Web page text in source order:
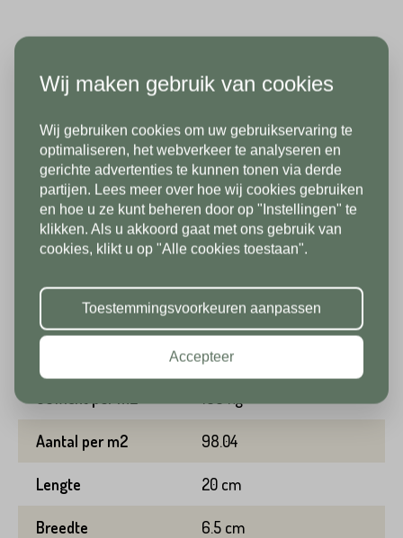
Bent u op zoek naar tuintegels of terrastegels?
Klinkers zijn een populair, duurzaam en
karakteristiek alternatief als sierbestrating.
Gebakken klinkers zijn ook bijzonder geschikt als
bestrating voor uw oprit. Bij Stone base kunt u ook
uw waaltjes kopen.
Specificaties
Stone base
Aantal per m2 98.04
Lengte 20 cm
Breedte 6.5 cm
Telefoonnummer*
Land*
Huisnummer*
Land*
Nederland
Postcode*
In verband met onze
vakantiesluiting zijn wij vanaf 1/8
tot en met 9/8 gesloten. Vanaf
10/8 zien we jullie graag weer bij
ons in de showroom. Fijne
vakantie!
Wij maken gebruik van cookies
Wij gebruiken cookies om uw gebruikservaring te
optimaliseren, het webverkeer te analyseren en
gerichte advertenties te kunnen tonen via derde
partijen. Lees meer over hoe wij cookies gebruiken
en hoe u ze kunt beheren door op "Instellingen" te
klikken. Als u akkoord gaat met ons gebruik van
cookies, klikt u op "Alle cookies toestaan".
Toestemmingsvoorkeuren aanpassen
Accepteer